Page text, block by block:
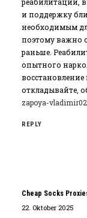
и поддержку
необходимым
поэтому важно
раньше.
опытного
откладывайте‚
zapoya-
REPLY
Cheap Socks
22. Oktober 2025